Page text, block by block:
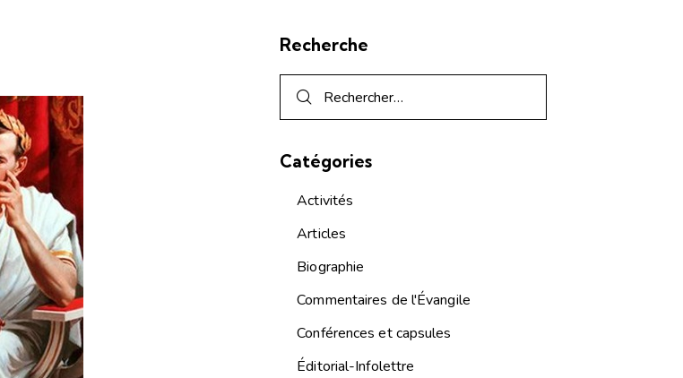
Recherche
Catégories
Activités
Articles
Biographie
Commentaires de l'Évangile
Conférences et capsules
Éditorial-Infolettre